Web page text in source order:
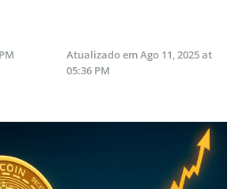
Atualizado emAgo 11, 2025 at
05:36 PM